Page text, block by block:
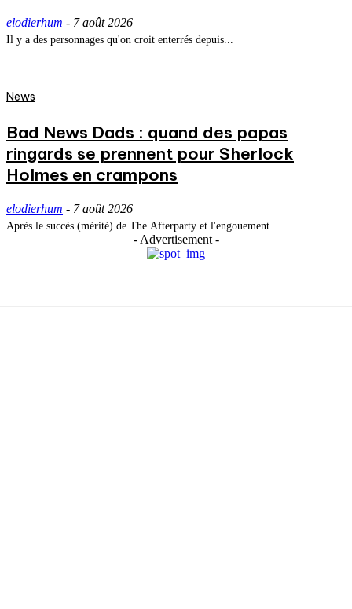
elodierhum - 7 août 2026
Il y a des personnages qu'on croit enterrés depuis...
News
Bad News Dads : quand des papas
ringards se prennent pour Sherlock
Holmes en crampons
elodierhum - 7 août 2026
Après le succès (mérité) de The Afterparty et l'engouement...
- Advertisement -